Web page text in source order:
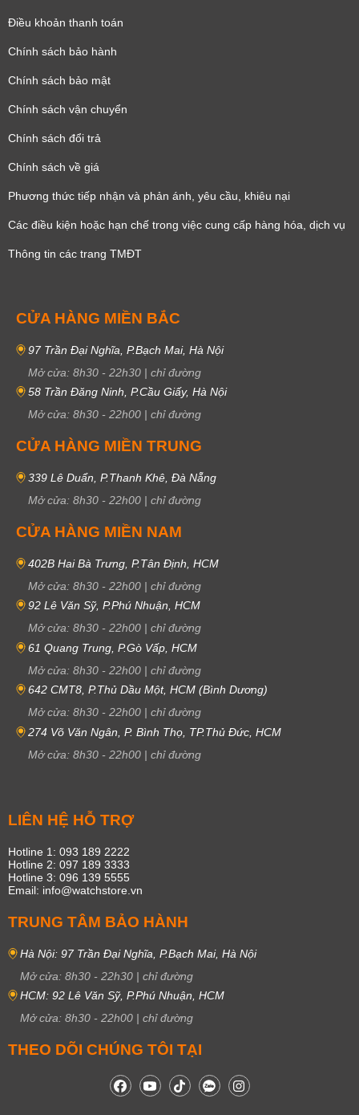
Điều khoản thanh toán
Chính sách bảo hành
Chính sách bảo mật
Chính sách vận chuyển
Chính sách đổi trả
Chính sách về giá
Phương thức tiếp nhận và phản ánh, yêu cầu, khiêu nại
Các điều kiện hoặc hạn chế trong việc cung cấp hàng hóa, dịch vụ
Thông tin các trang TMĐT
CỬA HÀNG MIỀN BẮC
97 Trần Đại Nghĩa, P.Bạch Mai, Hà Nội
Mở cửa: 8h30 - 22h30 | chỉ đường
58 Trần Đăng Ninh, P.Cầu Giấy, Hà Nội
Mở cửa: 8h30 - 22h00 | chỉ đường
CỬA HÀNG MIỀN TRUNG
339 Lê Duẩn, P.Thanh Khê, Đà Nẵng
Mở cửa: 8h30 - 22h00 | chỉ đường
CỬA HÀNG MIỀN NAM
402B Hai Bà Trưng, P.Tân Định, HCM
Mở cửa: 8h30 - 22h00 | chỉ đường
92 Lê Văn Sỹ, P.Phú Nhuận, HCM
Mở cửa: 8h30 - 22h00 | chỉ đường
61 Quang Trung, P.Gò Vấp, HCM
Mở cửa: 8h30 - 22h00 | chỉ đường
642 CMT8, P.Thủ Dầu Một, HCM (Bình Dương)
Mở cửa: 8h30 - 22h00 | chỉ đường
274 Võ Văn Ngân, P. Bình Thọ, TP.Thủ Đức, HCM
Mở cửa: 8h30 - 22h00 | chỉ đường
LIÊN HỆ HỖ TRỢ
Hotline 1: 093 189 2222
Hotline 2: 097 189 3333
Hotline 3: 096 139 5555
Email: info@watchstore.vn
TRUNG TÂM BẢO HÀNH
Hà Nội: 97 Trần Đại Nghĩa, P.Bạch Mai, Hà Nội
Mở cửa: 8h30 - 22h30 | chỉ đường
HCM: 92 Lê Văn Sỹ, P.Phú Nhuận, HCM
Mở cửa: 8h30 - 22h00 | chỉ đường
THEO DÕI CHÚNG TÔI TẠI